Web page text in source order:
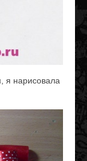
я нарисовала